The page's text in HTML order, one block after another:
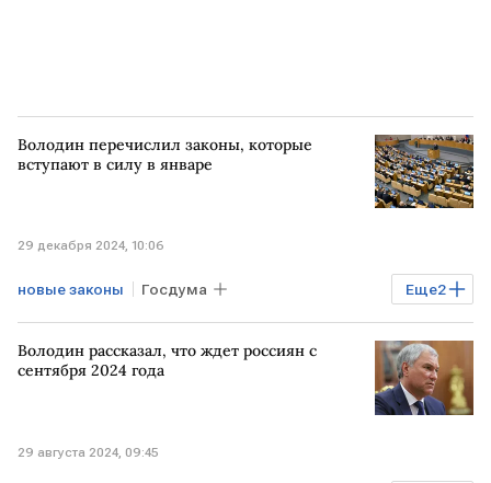
Володин перечислил законы, которые
вступают в силу в январе
29 декабря 2024, 10:06
Еще2
новые законы Госдума
Вячеслав Володин закон
Володин рассказал, что ждет россиян с
сентября 2024 года
29 августа 2024, 09:45